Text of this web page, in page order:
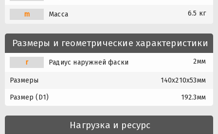
m Масса 6.5 кг
Размеры и геометрические характеристики
r Радиус наружней фаски 2мм
Размеры 140x210x53мм
Размер (D1) 192.3мм
Нагрузка и ресурс